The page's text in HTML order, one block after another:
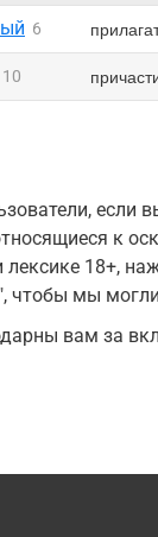
6
10
если
к
лексике 18+,
чтобы мы
вам за